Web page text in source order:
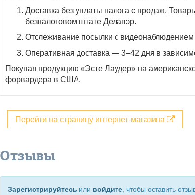
Доставка без уплаты налога с продаж.
безналоговом штате Делавэр.
Отслеживание посылки с
Оперативная доставка — 3–42 дня в
Покупая продукцию «Эсте Лаудер» на
форвардера в США.
Перейти на страницу интернет-магазина
Отзывы
Зарегистрируйтесь или войдите , чтобы оставить